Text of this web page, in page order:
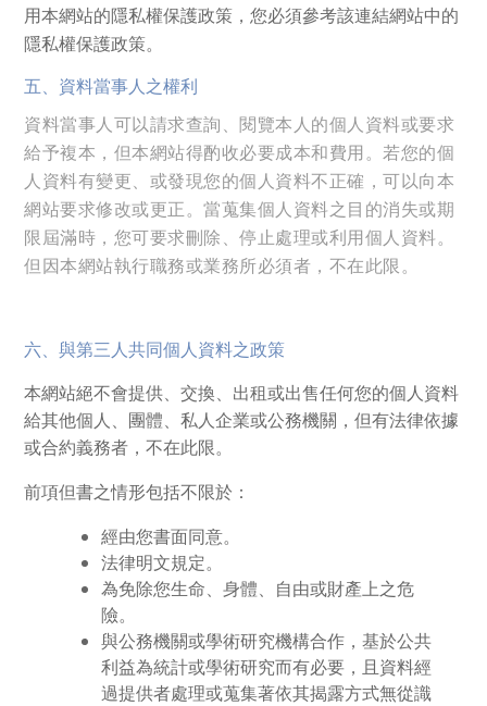
用本網站的隱私權保護政策，您必須參考該連結網站中的
隱私權保護政策。
五、資料當事人之權利
資料當事人可以請求查詢、閱覽本人的個人資料或要求
給予複本，但本網站得酌收必要成本和費用。若您的個
人資料有變更、或發現您的個人資料不正確，可以向本
網站要求修改或更正。當蒐集個人資料之目的消失或期
限屆滿時，您可要求刪除、停止處理或利用個人資料。
但因本網站執行職務或業務所必須者，不在此限。
六、與第三人共同個人資料之政策
本網站絕不會提供、交換、出租或出售任何您的個人資料
給其他個人、團體、私人企業或公務機關，但有法律依據
或合約義務者，不在此限。
前項但書之情形包括不限於：
經由您書面同意。
法律明文規定。
為免除您生命、身體、自由或財產上之危
險。
與公務機關或學術研究機構合作，基於公共
利益為統計或學術研究而有必要，且資料經
過提供者處理或蒐集著依其揭露方式無從識